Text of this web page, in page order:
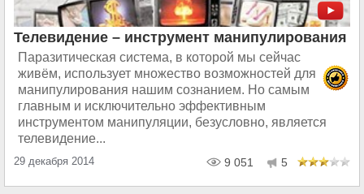
Телевидение – инструмент манипулирования
Паразитическая система, в которой мы сейчас
живём, использует множество возможностей для
манипулирования нашим сознанием. Но самым
главным и исключительно эффективным
инструментом манипуляции, безусловно, является
телевидение...
29 декабря 2014 9 051 5